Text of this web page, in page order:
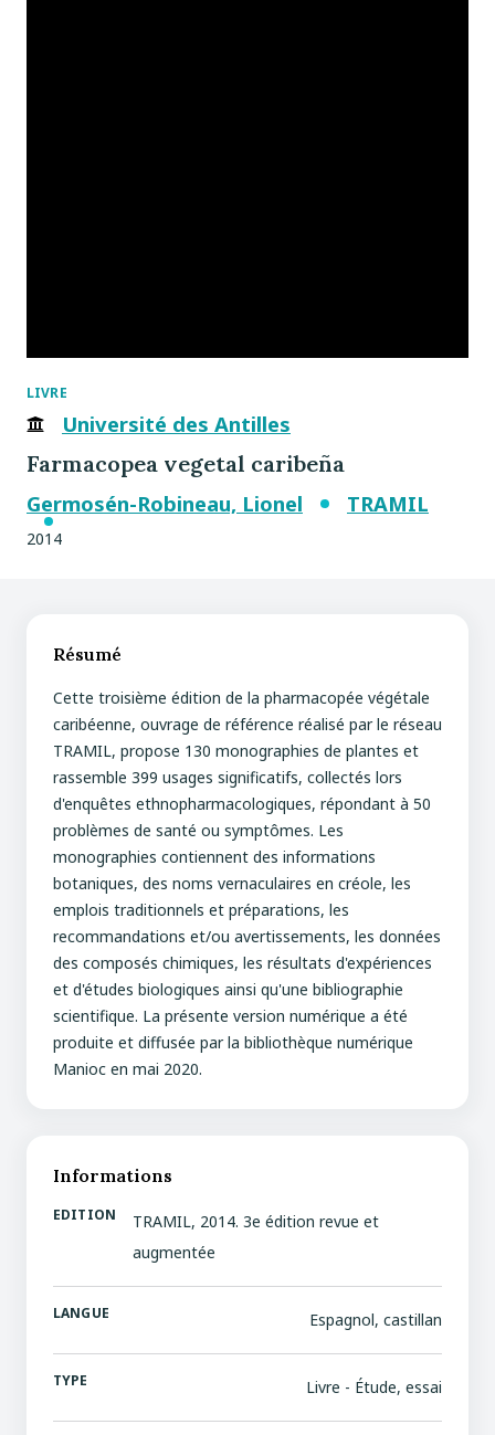
LIVRE
Université des Antilles
Farmacopea vegetal caribeña
Germosén-Robineau, Lionel
TRAMIL
2014
Résumé
Cette troisième édition de la pharmacopée végétale
caribéenne, ouvrage de référence réalisé par le réseau
TRAMIL, propose 130 monographies de plantes et
rassemble 399 usages significatifs, collectés lors
d'enquêtes ethnopharmacologiques, répondant à 50
problèmes de santé ou symptômes. Les
monographies contiennent des informations
botaniques, des noms vernaculaires en créole, les
emplois traditionnels et préparations, les
recommandations et/ou avertissements, les données
des composés chimiques, les résultats d'expériences
et d'études biologiques ainsi qu'une bibliographie
scientifique. La présente version numérique a été
produite et diffusée par la bibliothèque numérique
Manioc en mai 2020.
Informations
EDITION
TRAMIL, 2014. 3e édition revue et
augmentée
LANGUE Espagnol, castillan
TYPE Livre - Étude, essai